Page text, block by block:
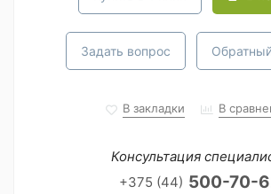
Задать вопрос
В закладки В
Консультация
+375 (44) 500-70-